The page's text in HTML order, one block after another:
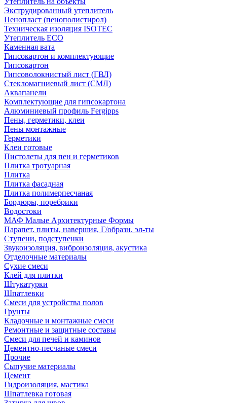
Экструдированный утеплитель
Пенопласт (пенополистирол)
Техническая изоляция ISOTEC
Утеплитель ECO
Каменная вата
Гипсокартон и комплектующие
Гипсокартон
Гипсоволокнистый лист (ГВЛ)
Стекломагниевый лист (СМЛ)
Аквапанели
Комплектующие для гипсокартона
Алюминиевый профиль Fergipps
Пены, герметики, клеи
Пены монтажные
Герметики
Клеи готовые
Пистолеты для пен и герметиков
Плитка тротуарная
Плитка
Плитка фасадная
Плитка полимерпесчаная
Бордюры, поребрики
Водостоки
МАФ Малые Архитектурные Формы
Парапет. плиты, навершия, Г/образн. эл-ты
Ступени, подступенки
Звукоизоляция, виброизоляция, акустика
Отделочные материалы
Сухие смеси
Клей для плитки
Штукатурки
Шпатлевки
Смеси для устройства полов
Грунты
Кладочные и монтажные смеси
Ремонтные и защитные составы
Смеси для печей и каминов
Цементно-песчаные смеси
Прочие
Сыпучие материалы
Цемент
Гидроизоляция, мастика
Шпатлевка готовая